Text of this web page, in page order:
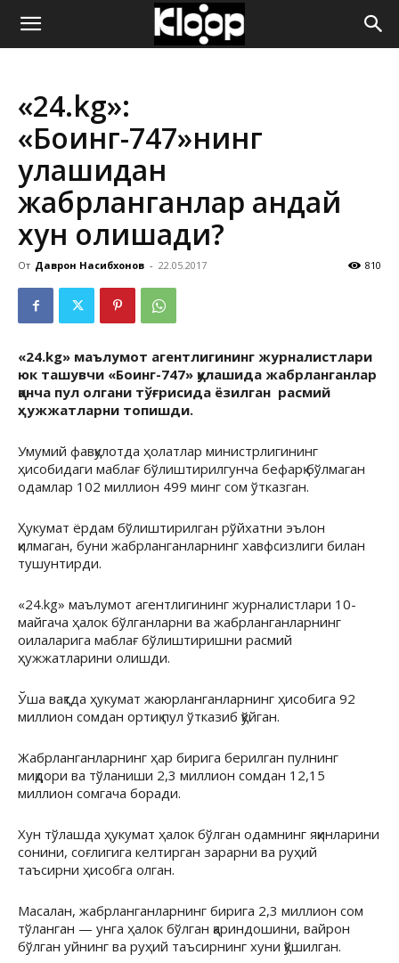
ҚИРҒИЗИСТОН
ЯНГИЛИКЛАРИ
«24.kg»:
«Боинг-747»нинг
қулашидан
жабрланганлар қандай
хун олишади?
От Даврон Насибхонов - 22.05.2017 810
«24.kg» маълумот агентлигининг журналистлари
юк ташувчи «Боинг-747» қулашида жабрланганлар
қанча пул олгани тўғрисида ёзилган расмий
ҳужжатларни топишди.
Умумий фавқулотда ҳолатлар министрлигининг
ҳисобидаги маблағ бўлиштирилгунча бефарқ бўлмаган
одамлар 102 миллион 499 минг сом ўтказган.
Ҳукумат ёрдам бўлиштирилган рўйхатни эълон
қилмаган, буни жабрланганларнинг хавфсизлиги билан
тушунтирди.
«24.kg» маълумот агентлигининг журналистлари 10-
майгача ҳалок бўлганларни ва жабрланганларнинг
оилаларига маблағ бўлиштиришни расмий
ҳужжатларини олишди.
Ўша вақтда ҳукумат жаюрланганларнинг ҳисобига 92
миллион сомдан ортиқ пул ўтказиб қўйган.
Жабрланганларнинг ҳар бирига берилган пулнинг
миқдори ва тўланиши 2,3 миллион сомдан 12,15
миллион сомгача боради.
Хун тўлашда ҳукумат ҳалок бўлган одамнинг яқинларини
сонини, соғлигига келтирган зарарни ва руҳий
таъсирни ҳисобга олган.
Масалан, жабрланганларнинг бирига 2,3 миллион сом
тўланган — унга ҳалок бўлган қариндошини, вайрон
бўлган уйнинг ва руҳий таъсирнинг хуни қўшилган.